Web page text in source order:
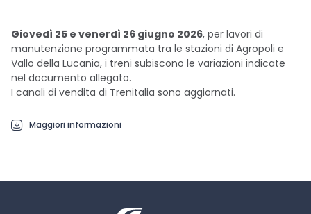
Giovedì 25 e venerdì 26 giugno 2026, per lavori di
manutenzione programmata tra le stazioni di Agropoli e
Vallo della Lucania, i treni subiscono le variazioni indicate
nel documento allegato.
I canali di vendita di Trenitalia sono aggiornati.
Maggiori informazioni